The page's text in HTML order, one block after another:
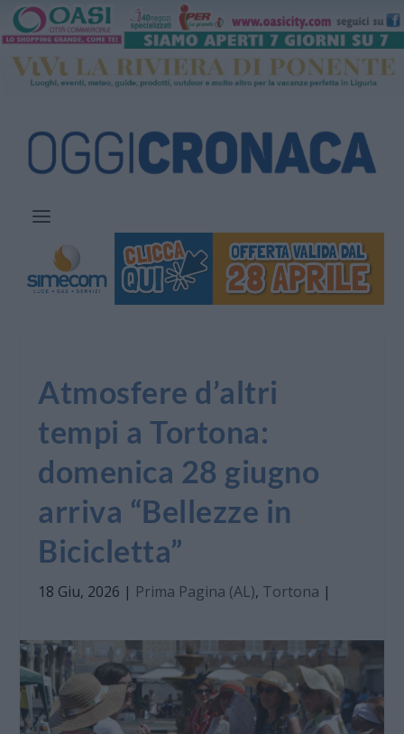
Atmosfere d’altri
tempi a Tortona:
domenica 28 giugno
arriva “Bellezze in
Bicicletta”
18 Giu, 2026 | Prima Pagina (AL), Tortona |